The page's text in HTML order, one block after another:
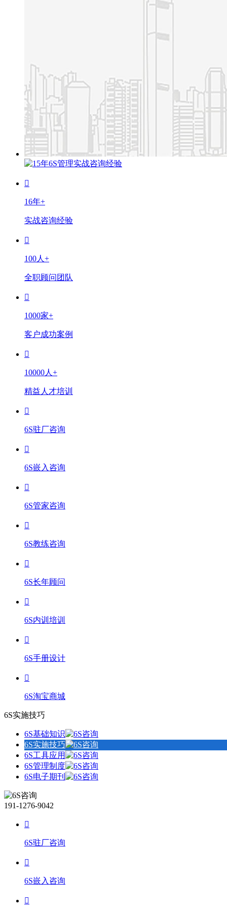
16年+
实战咨询经验
100人+
全职顾问团队
1000家+
客户成功案例
10000人+
精益人才培训
6S驻厂咨询
6S嵌入咨询
6S管家咨询
6S教练咨询
6S长年顾问
6S内训培训
6S手册设计
6S淘宝商城
6S实施技巧
6S基础知识
6S实施技巧
6S工具应用
6S管理制度
6S电子期刊
191-1276-9042
6S驻厂咨询
6S嵌入咨询